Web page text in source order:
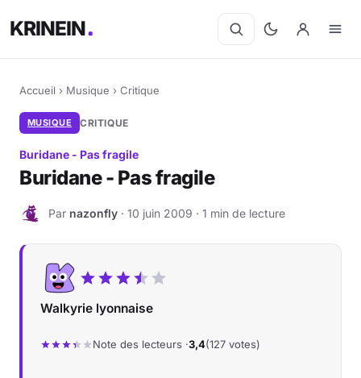
KRINEIN
Accueil › Musique › Critique
MUSIQUE CRITIQUE
Buridane - Pas fragile
Buridane - Pas fragile
N Par nazonfly · 10 juin 2009 · 1 min de lecture
Walkyrie lyonnaise
Note des lecteurs ·3,4(127 votes)